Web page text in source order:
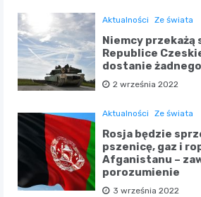
Aktualności Ze świata
Niemcy przekażą
Republice
dostanie żadnego
2 września 2022
Aktualności Ze świata
Rosja będzie
pszenicę, gaz i
Afganistanu –
porozumienie
3 września 2022